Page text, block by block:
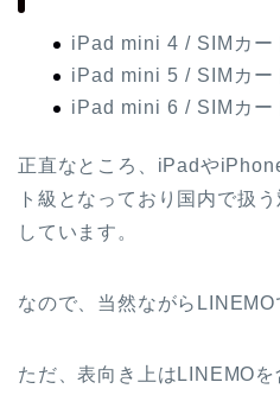
iPad mini 4 / SIMカー
iPad mini 5 / SIMカー
iPad mini 6 / SIMカー
正直なところ、iPadや
ト級となっており国内で扱
しています。
なので、当然ながらLINEMO
ただ、表向き上はLINEMO